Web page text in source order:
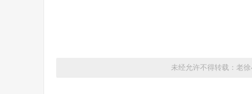
未经允许不得转载：老徐